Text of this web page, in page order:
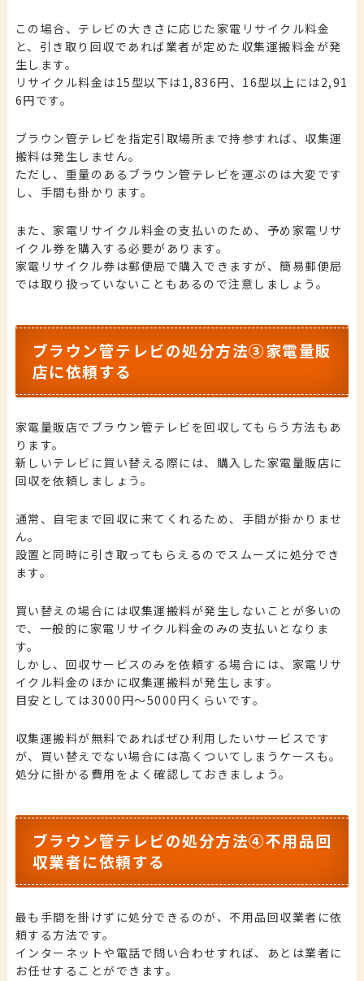
この場合、テレビの大きさに応じた家電リサイクル料金
と、引き取り回収であれば業者が定めた収集運搬料金が発
生します。
リサイクル料金は15型以下は1,836円、16型以上には2,91
6円です。
ブラウン管テレビを指定引取場所まで持参すれば、収集運
搬料は発生しません。
ただし、重量のあるブラウン管テレビを運ぶのは大変です
し、手間も掛かります。
また、​​家電リサイクル料金の支払いのため、予め家電リサ
イクル券を購入する必要があります。
家電リサイクル券は郵便局で購入できますが、簡易郵便局
では取り扱っていないこともあるので注意しましょう。
ブラウン管テレビの処分方法③家電量販
店に依頼する
家電量販店でブラウン管テレビを回収してもらう方法もあ
ります。
新しいテレビに買い替える際には、購入した家電量販店に
回収を依頼しましょう。
通常、自宅まで回収に来てくれるため、手間が掛かりませ
ん。
設置と同時に引き取ってもらえるのでスムーズに処分でき
ます。
買い替えの場合には収集運搬料が発生しないことが多いの
で、一般的に家電リサイクル料金のみの支払いとなりま
す。
しかし、回収サービスのみを依頼する場合には、家電リサ
イクル料金のほかに収集運搬料が発生します。
目安としては3000円〜5000円くらいです。
収集運搬料が無料であればぜひ利用したいサービスです
が、買い替えでない場合には高くついてしまうケースも。
処分に掛かる費用をよく確認しておきましょう。
ブラウン管テレビの処分方法④不用品回
収業者に依頼する
最も手間を掛けずに処分できるのが、不用品回収業者に依
頼する方法です。
インターネットや電話で問い合わせすれば、あとは業者に
お任せすることができます。